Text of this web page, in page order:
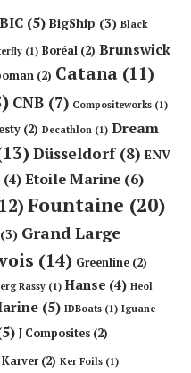
BIC (5) BigShip (3) Black
(1) Boréal (2) Brunswick
(2) Catana (11)
CNB (7) Compositeworks (1)
(2) Decathlon (1) Dream
Düsseldorf(8) ENV
(4) Etoile Marine (6)
Fountaine (20)
(3) Grand Large
(14) Greenline (2)
Rassy (1) Hanse (4) Heol
(5) IDBoats (1) Iguane
J Composites (2)
Karver(2) Ker Foils (1)